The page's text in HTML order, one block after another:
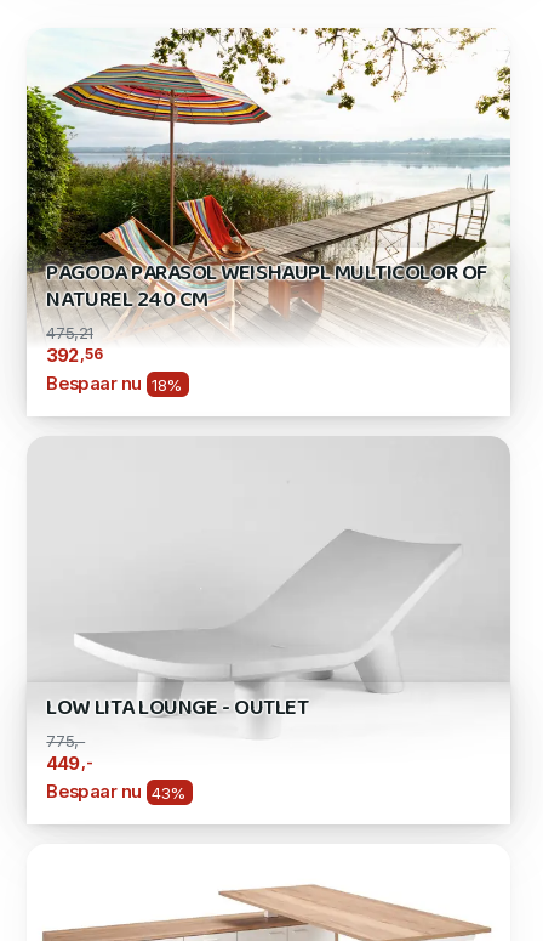
PAGODA PARASOL WEISHAUPL MULTICOLOR OF
NATUREL 240 CM
475,21
392,56
Bespaar nu 18%
LOW LITA LOUNGE - OUTLET
775,-
449,-
Bespaar nu 43%